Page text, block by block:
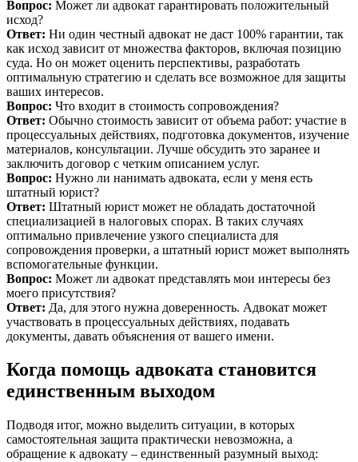
Вопрос: Может ли адвокат гарантировать положительный
исход?
Ответ: Ни один честный адвокат не даст 100% гарантии, так
как исход зависит от множества факторов, включая позицию
суда. Но он может оценить перспективы, разработать
оптимальную стратегию и сделать все возможное для защиты
ваших интересов.
Вопрос: Что входит в стоимость сопровождения?
Ответ: Обычно стоимость зависит от объема работ: участие в
процессуальных действиях, подготовка документов, изучение
материалов, консультации. Лучше обсудить это заранее и
заключить договор с четким описанием услуг.
Вопрос: Нужно ли нанимать адвоката, если у меня есть
штатный юрист?
Ответ: Штатный юрист может не обладать достаточной
специализацией в налоговых спорах. В таких случаях
оптимально привлечение узкого специалиста для
сопровождения проверки, а штатный юрист может выполнять
вспомогательные функции.
Вопрос: Может ли адвокат представлять мои интересы без
моего присутствия?
Ответ: Да, для этого нужна доверенность. Адвокат может
участвовать в процессуальных действиях, подавать
документы, давать объяснения от вашего имени.
Когда помощь адвоката становится
единственным выходом
Подводя итог, можно выделить ситуации, в которых
самостоятельная защита практически невозможна, а
обращение к адвокату – единственный разумный выход: